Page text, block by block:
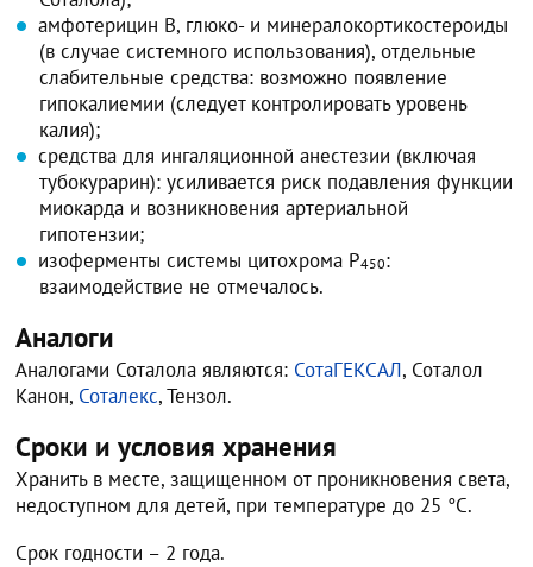
амфотерицин В, глюко- и минералокортикостероиды
(в случае системного использования), отдельные
слабительные средства: возможно появление
гипокалиемии (следует контролировать уровень
калия);
средства для ингаляционной анестезии (включая
тубокурарин): усиливается риск подавления функции
миокарда и возникновения артериальной
гипотензии;
изоферменты системы цитохрома Р450:
взаимодействие не отмечалось.
Аналоги
Аналогами Соталола являются: СотаГЕКСАЛ, Соталол
Канон, Соталекс, Тензол.
Сроки и условия хранения
Хранить в месте, защищенном от проникновения света,
недоступном для детей, при температуре до 25 °С.
Срок годности – 2 года.